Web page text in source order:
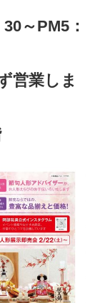
PM5：
業しま